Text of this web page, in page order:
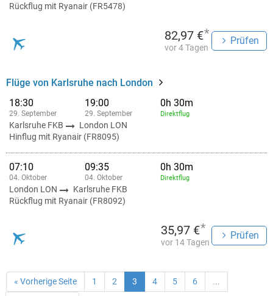
Rückflug mit Ryanair (FR5478)
82,97 €*
vor 4 Tagen
Prüfen
Flüge von Karlsruhe nach London
18:30
29. September
19:00
29. September
0h 30m
Direktflug
Karlsruhe FKB
London LON
Hinflug mit Ryanair (FR8095)
07:10
04. Oktober
09:35
04. Oktober
0h 30m
Direktflug
London LON
Karlsruhe FKB
Rückflug mit Ryanair (FR8092)
35,97 €*
vor 14 Tagen
Prüfen
« Vorherige Seite 1 2 3 4 5 6 ...